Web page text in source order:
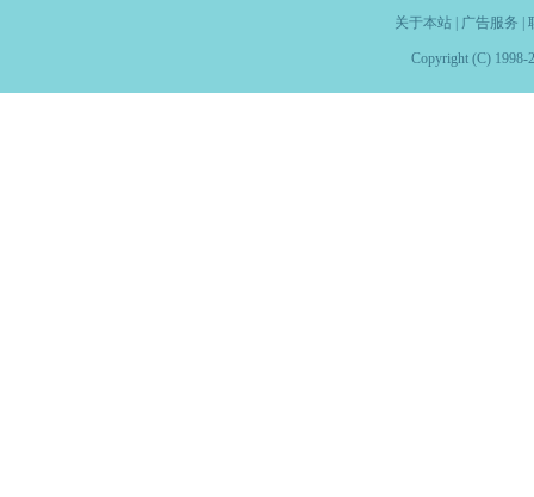
关于本站| 广告服务
Copyright (C) 1998-